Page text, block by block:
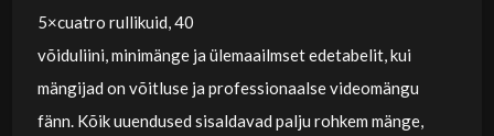
5×cuatro rullikuid, 40
võiduliini, minimänge ja ülemaailmset edetabelit, kui
mängijad on võitluse ja professionaalse videomängu
fänn. Kõik uuendused sisaldavad palju rohkem mänge,